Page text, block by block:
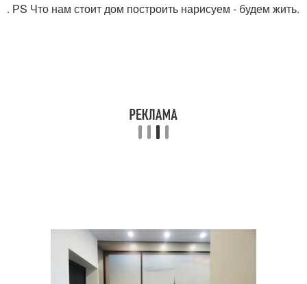
. РS Что нам стоит дом построить нарисуем - будем жить.